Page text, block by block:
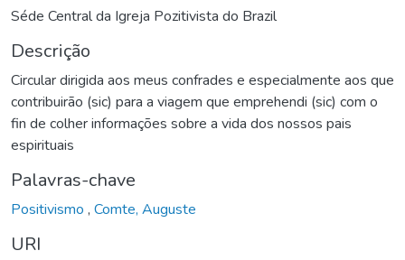
Séde Central da Igreja Pozitivista do Brazil
Descrição
Circular dirigida aos meus confrades e especialmente aos que
contribuirão (sic) para a viagem que emprehendi (sic) com o
fin de colher informações sobre a vida dos nossos pais
espirituais
Palavras-chave
Positivismo , Comte, Auguste
URI